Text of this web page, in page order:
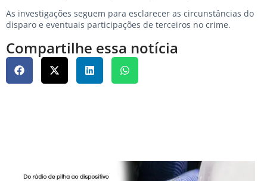
As investigações seguem para esclarecer as circunstâncias do
disparo e eventuais participações de terceiros no crime.
Compartilhe essa notícia